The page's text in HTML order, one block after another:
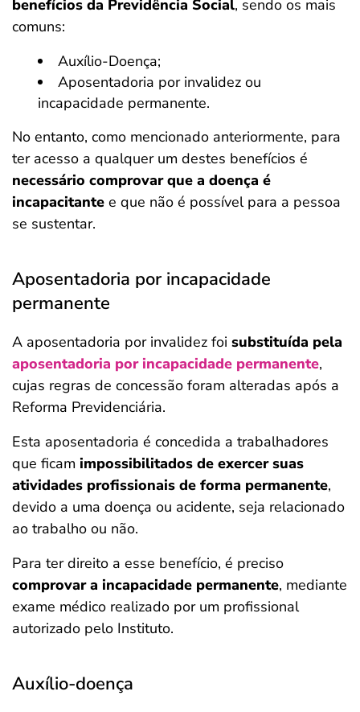
benefícios da Previdência Social, sendo os mais
comuns:
Auxílio-Doença;
Aposentadoria por invalidez ou
incapacidade permanente.
No entanto, como mencionado anteriormente, para
ter acesso a qualquer um destes benefícios é
necessário comprovar que a doença é
incapacitante e que não é possível para a pessoa
se sustentar.
Aposentadoria por incapacidade
permanente
A aposentadoria por invalidez foi substituída pela
aposentadoria por incapacidade permanente,
cujas regras de concessão foram alteradas após a
Reforma Previdenciária.
Esta aposentadoria é concedida a trabalhadores
que ficam impossibilitados de exercer suas
atividades profissionais de forma permanente,
devido a uma doença ou acidente, seja relacionado
ao trabalho ou não.
Para ter direito a esse benefício, é preciso
comprovar a incapacidade permanente, mediante
exame médico realizado por um profissional
autorizado pelo Instituto.
Auxílio-doença